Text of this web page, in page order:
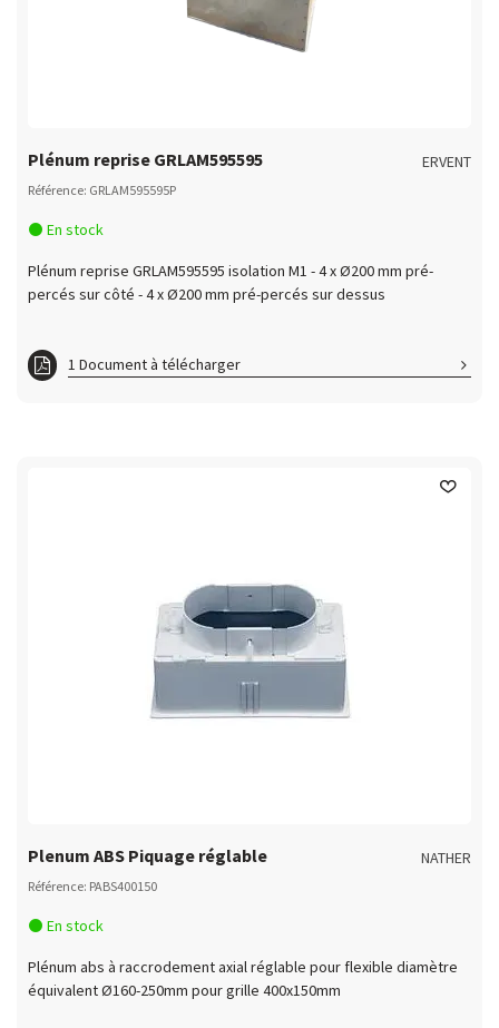
Plénum reprise GRLAM595595 ERVENT
Référence: GRLAM595595P
En stock
Plénum reprise GRLAM595595 isolation M1 - 4 x Ø200 mm pré-
percés sur côté - 4 x Ø200 mm pré-percés sur dessus
1 Document à télécharger
Plenum ABS Piquage réglable NATHER
Référence: PABS400150
En stock
Plénum abs à raccrodement axial réglable pour flexible diamètre
équivalent Ø160-250mm pour grille 400x150mm